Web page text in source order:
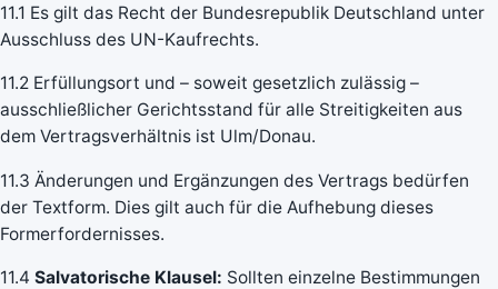
11.1 Es gilt das Recht der Bundesrepublik Deutschland unter
Ausschluss des UN-Kaufrechts.
11.2 Erfüllungsort und – soweit gesetzlich zulässig –
ausschließlicher Gerichtsstand für alle Streitigkeiten aus
dem Vertragsverhältnis ist Ulm/Donau.
11.3 Änderungen und Ergänzungen des Vertrags bedürfen
der Textform. Dies gilt auch für die Aufhebung dieses
Formerfordernisses.
11.4 Salvatorische Klausel: Sollten einzelne Bestimmungen